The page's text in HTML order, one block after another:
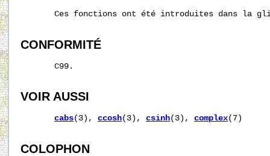
Ces fonctions ont été introduites dans la
CONFORMITÉ
       C99.
VOIR AUSSI
cabs(3), ccosh(3), csinh(3), complex(7)
COLOPHON